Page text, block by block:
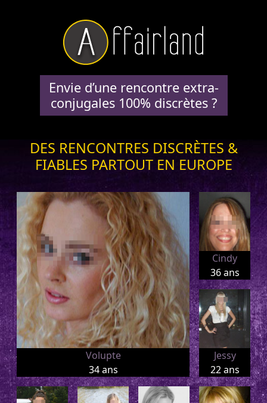
Envie d’une rencontre extra-
conjugales 100% discrètes ?
DES RENCONTRES DISCRÈTES &
FIABLES PARTOUT EN EUROPE
Volupte
34 ans
Cindy
36 ans
Jessy
22 ans